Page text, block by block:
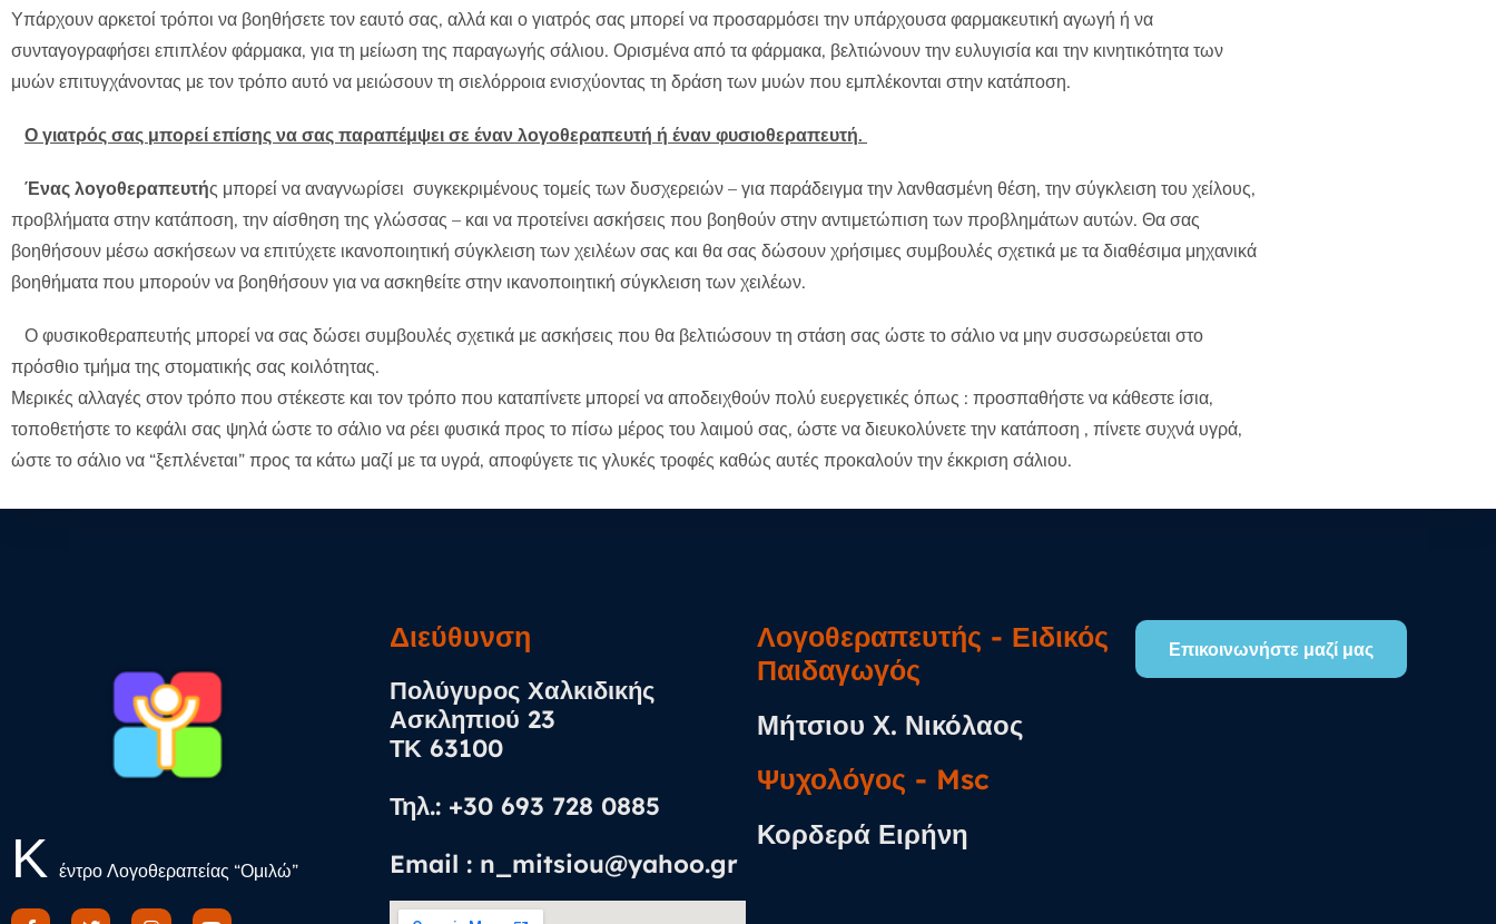
Υπάρχουν αρκετοί τρόποι να βοηθήσετε τον εαυτό σας, αλλά και ο γιατρός σας μπορεί να προσαρμόσει την υπάρχουσα φαρμακευτική αγωγή ή να
συνταγογραφήσει επιπλέον φάρμακα, για τη μείωση της παραγωγής σάλιου. Ορισμένα από τα φάρμακα, βελτιώνουν την ευλυγισία και την κινητικότητα των
μυών επιτυγχάνοντας με τον τρόπο αυτό να μειώσουν τη σιελόρροια ενισχύοντας τη δράση των μυών που εμπλέκονται στην κατάποση.
Ο γιατρός σας μπορεί επίσης να σας παραπέμψει σε έναν λογοθεραπευτή ή έναν φυσιοθεραπευτή.
Ένας λογοθεραπευτής μπορεί να αναγνωρίσει συγκεκριμένους τομείς των δυσχερειών – για παράδειγμα την λανθασμένη θέση, την σύγκλειση του χείλους,
προβλήματα στην κατάποση, την αίσθηση της γλώσσας – και να προτείνει ασκήσεις που βοηθούν στην αντιμετώπιση των προβλημάτων αυτών. Θα σας
βοηθήσουν μέσω ασκήσεων να επιτύχετε ικανοποιητική σύγκλειση των χειλέων σας και θα σας δώσουν χρήσιμες συμβουλές σχετικά με τα διαθέσιμα μηχανικά
βοηθήματα που μπορούν να βοηθήσουν για να ασκηθείτε στην ικανοποιητική σύγκλειση των χειλέων.
Ο φυσικοθεραπευτής μπορεί να σας δώσει συμβουλές σχετικά με ασκήσεις που θα βελτιώσουν τη στάση σας ώστε το σάλιο να μην συσσωρεύεται στο
πρόσθιο τμήμα της στοματικής σας κοιλότητας.
Μερικές αλλαγές στον τρόπο που στέκεστε και τον τρόπο που καταπίνετε μπορεί να αποδειχθούν πολύ ευεργετικές όπως : προσπαθήστε να κάθεστε ίσια,
τοποθετήστε το κεφάλι σας ψηλά ώστε το σάλιο να ρέει φυσικά προς το πίσω μέρος του λαιμού σας, ώστε να διευκολύνετε την κατάποση , πίνετε συχνά υγρά,
ώστε το σάλιο να “ξεπλένεται” προς τα κάτω μαζί με τα υγρά, αποφύγετε τις γλυκές τροφές καθώς αυτές προκαλούν την έκκριση σάλιου.
Κ έντρο Λογοθεραπείας “Ομιλώ”
Διεύθυνση​
Πολύγυρος Χαλκιδικής
Ασκληπιού 23
ΤΚ 63100
Τηλ.: +30 693 728 0885
Email : n_mitsiou@yahoo.gr
Λογοθεραπευτής - Ειδικός
Παιδαγωγός
Μήτσιου Χ. Νικόλαος
Ψυχολόγος​ - Msc
Κορδερά Ειρήνη
Επικοινωνήστε μαζί μας